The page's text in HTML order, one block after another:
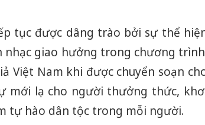
tục được dâng trào bởi sự thể
nhạc giao hưởng trong chương
Việt Nam khi được chuyển soạn
mới lạ cho người thưởng thức,
tự hào dân tộc trong mỗi người.